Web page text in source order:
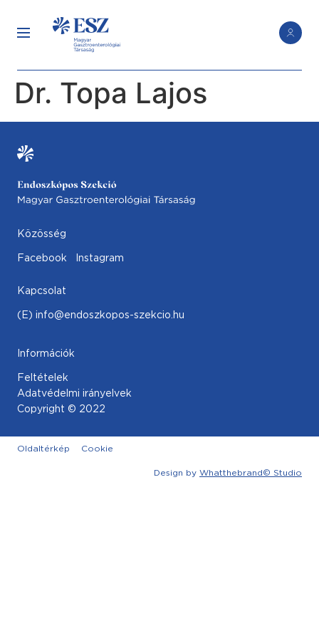
Dr. Topa Lajos
Közösség
Facebook Instagram
Kapcsolat
(E) info@endoszkopos-szekcio.hu
Információk
Feltételek
Adatvédelmi irányelvek
Copyright © 2022
Oldaltérkép Cookie
Design by Whatthebrand© Studio